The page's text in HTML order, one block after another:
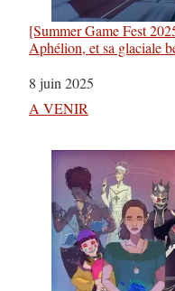
[Summer Game Fest
Aphélion, et sa glaciale
Date
8 juin 2025
Par rapport à
A VENIR